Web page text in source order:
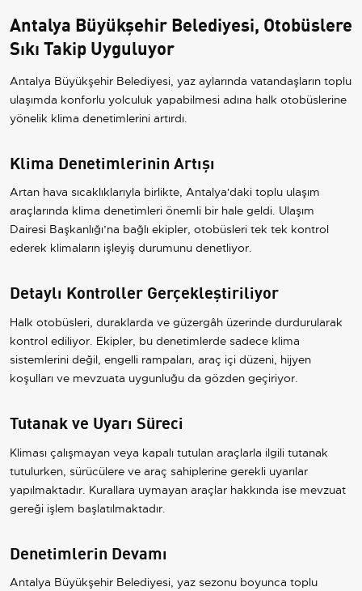
Antalya Büyükşehir Belediyesi, Otobüslere
Sıkı Takip Uyguluyor
Antalya Büyükşehir Belediyesi, yaz aylarında vatandaşların toplu
ulaşımda konforlu yolculuk yapabilmesi adına halk otobüslerine
yönelik klima denetimlerini artırdı.
Klima Denetimlerinin Artışı
Artan hava sıcaklıklarıyla birlikte, Antalya'daki toplu ulaşım
araçlarında klima denetimleri önemli bir hale geldi. Ulaşım
Dairesi Başkanlığı’na bağlı ekipler, otobüsleri tek tek kontrol
ederek klimaların işleyiş durumunu denetliyor.
Detaylı Kontroller Gerçekleştiriliyor
Halk otobüsleri, duraklarda ve güzergâh üzerinde durdurularak
kontrol ediliyor. Ekipler, bu denetimlerde sadece klima
sistemlerini değil, engelli rampaları, araç içi düzeni, hijyen
koşulları ve mevzuata uygunluğu da gözden geçiriyor.
Tutanak ve Uyarı Süreci
Kliması çalışmayan veya kapalı tutulan araçlarla ilgili tutanak
tutulurken, sürücülere ve araç sahiplerine gerekli uyarılar
yapılmaktadır. Kurallara uymayan araçlar hakkında ise mevzuat
gereği işlem başlatılmaktadır.
Denetimlerin Devamı
Antalya Büyükşehir Belediyesi, yaz sezonu boyunca toplu